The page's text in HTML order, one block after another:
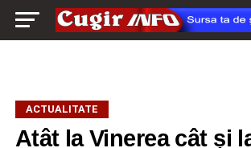
ACTUALITATE
Atât la Vinerea cât și